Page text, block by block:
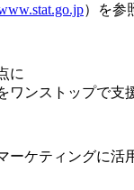
）を参
に
ワンストップで支
ーケティングに活